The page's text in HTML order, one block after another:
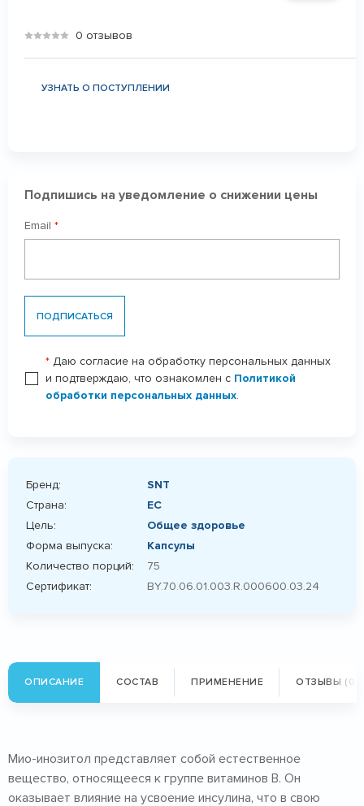
0 отзывов
УЗНАТЬ О ПОСТУПЛЕНИИ
Подпишись на уведомление о снижении цены
Email *
ПОДПИСАТЬСЯ
* Даю согласие на обработку персональных данных
и подтверждаю, что ознакомлен с Политикой
обработки персональных данных.
Бренд:
SNT
Страна:
ЕС
Цель:
Общее здоровье
Форма выпуска:
Капсулы
Количество порций:
75
Сертификат:
BY.70.06.01.003.R.000600.03.24
ОПИСАНИЕ СОСТАВ ПРИМЕНЕНИЕ ОТЗЫВЫ (0)
Мио-инозитол представляет собой естественное
вещество, относящееся к группе витаминов B. Он
оказывает влияние на усвоение инсулина, что в свою